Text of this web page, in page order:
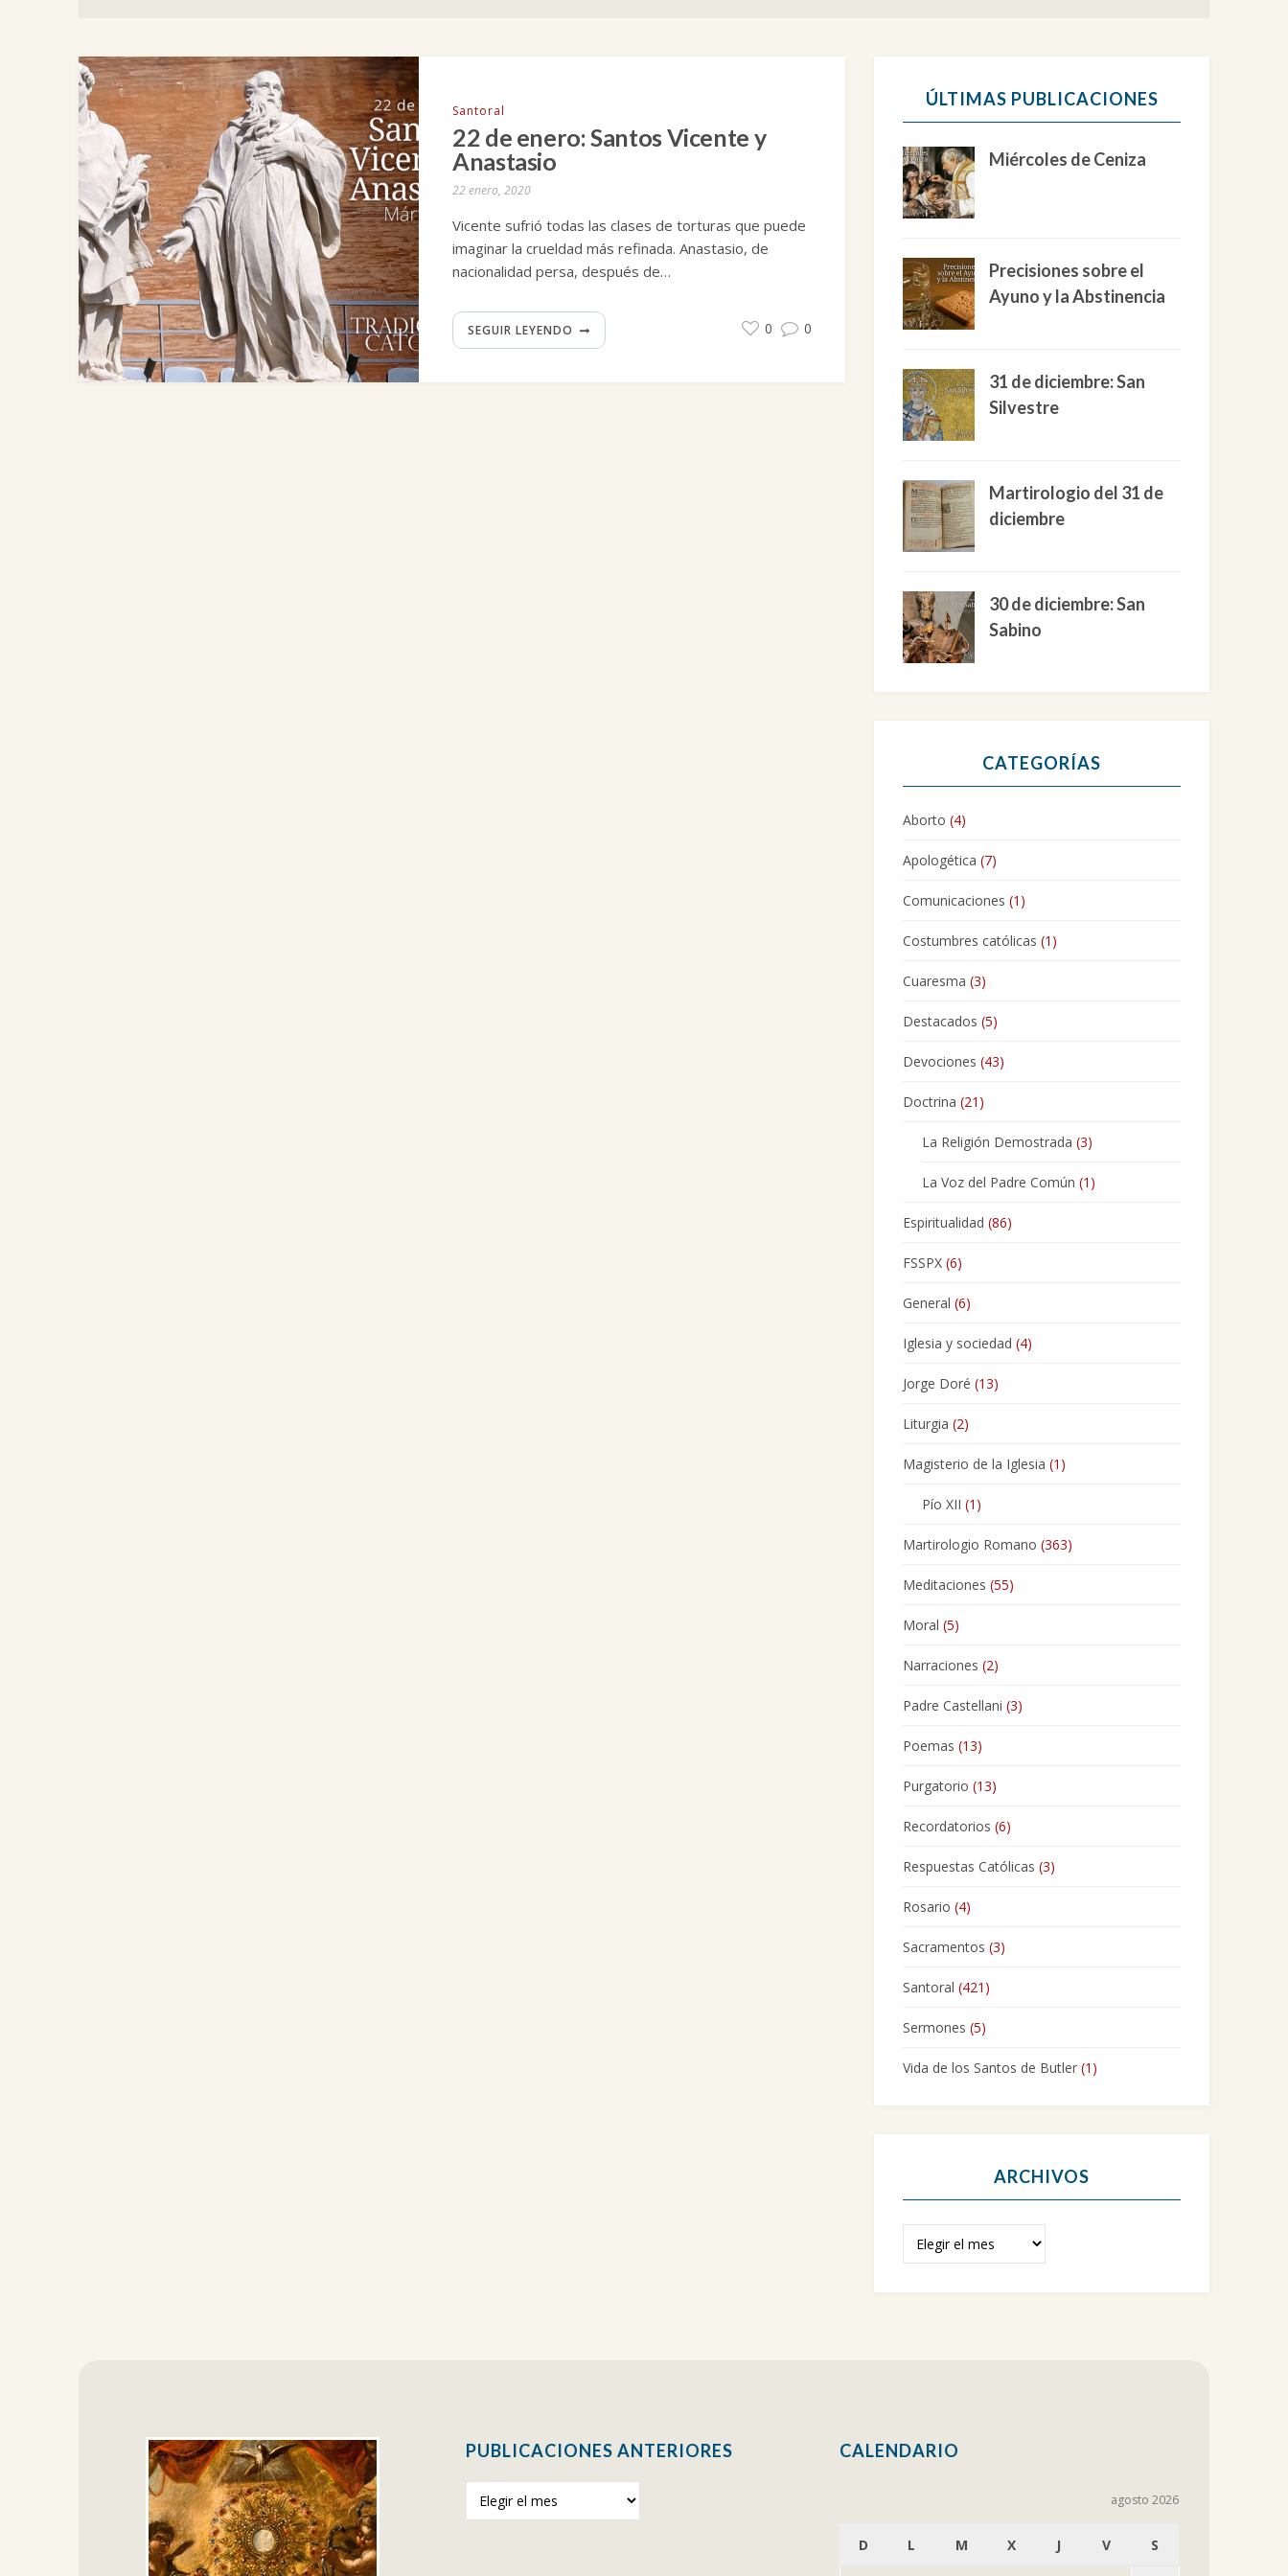
Santoral
22 de enero: Santos Vicente y
Anastasio
22 enero, 2020
Vicente sufrió todas las clases de torturas que puede
imaginar la crueldad más refinada. Anastasio, de
nacionalidad persa, después de…
SEGUIR LEYENDO 0 0
ÚLTIMAS PUBLICACIONES
Miércoles de Ceniza
Precisiones sobre el
Ayuno y la Abstinencia
31 de diciembre: San
Silvestre
Martirologio del 31 de
diciembre
30 de diciembre: San
Sabino
CATEGORÍAS
Aborto (4)
Apologética (7)
Comunicaciones (1)
Costumbres católicas (1)
Cuaresma (3)
Destacados (5)
Devociones (43)
Doctrina (21)
La Religión Demostrada (3)
La Voz del Padre Común (1)
Espiritualidad (86)
FSSPX (6)
General (6)
Iglesia y sociedad (4)
Jorge Doré (13)
Liturgia (2)
Magisterio de la Iglesia (1)
Pío XII (1)
Martirologio Romano (363)
Meditaciones (55)
Moral (5)
Narraciones (2)
Padre Castellani (3)
Poemas (13)
Purgatorio (13)
Recordatorios (6)
Respuestas Católicas (3)
Rosario (4)
Sacramentos (3)
Santoral (421)
Sermones (5)
Vida de los Santos de Butler (1)
ARCHIVOS
PUBLICACIONES ANTERIORES
anteriores
CALENDARIO
agosto 2026
D L M X J V S